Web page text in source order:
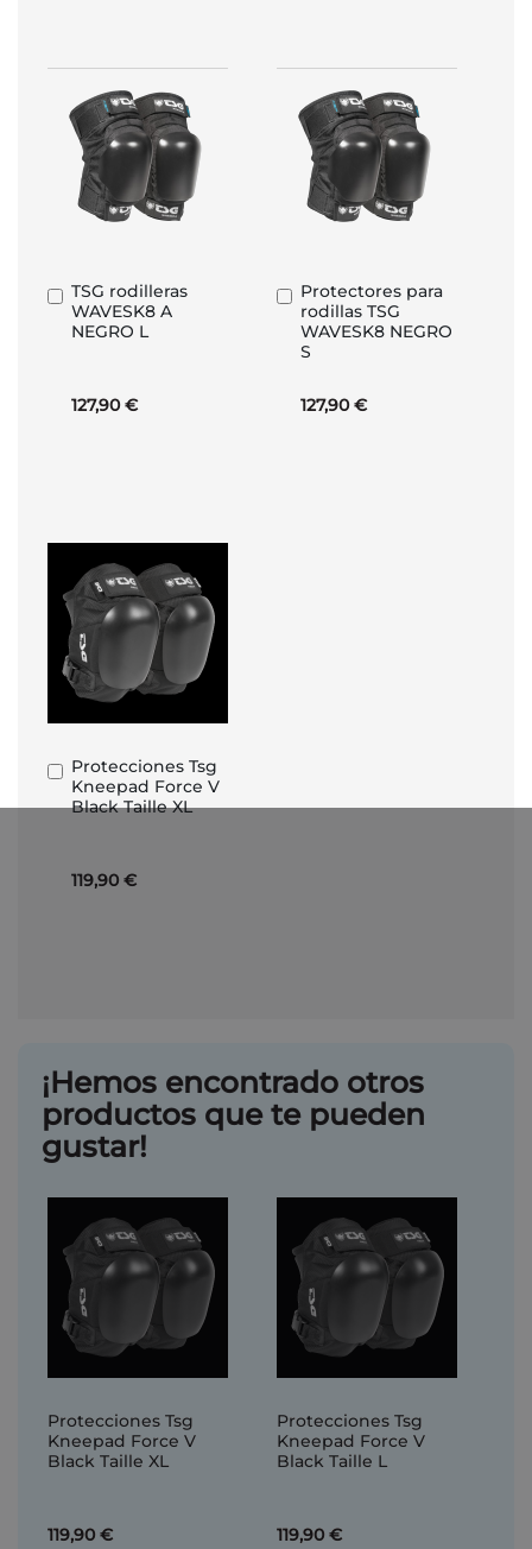
TSG rodilleras
WAVESK8 A
NEGRO L
127,90 €
Añadir
al
carrito
Protectores para
rodillas TSG
WAVESK8 NEGRO
S
127,90 €
Añadir
al
carrito
Protecciones Tsg
Kneepad Force V
Black Taille XL
119,90 €
Añadir
al
carrito
¡Hemos encontrado otros
productos que te pueden
gustar!
Protecciones Tsg
Kneepad Force V
Black Taille XL
119,90 €
Protecciones Tsg
Kneepad Force V
Black Taille L
119,90 €